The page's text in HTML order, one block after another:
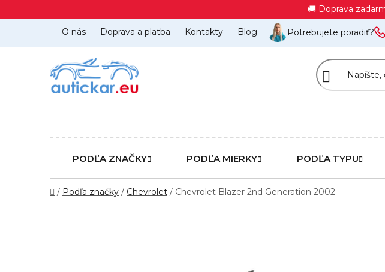
na
🚚 Doprava
O nás Doprava a platba Kontakty Blog Potrebujete poradiť?
PODĽA ZNAČKY PODĽA MIERKY PODĽA TYPU
Domov
/ Podľa značky / Chevrolet / Chevrolet Blazer 2nd Generation 2002